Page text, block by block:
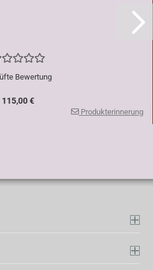
Bewertung
115,00 €
Produkterinnerung